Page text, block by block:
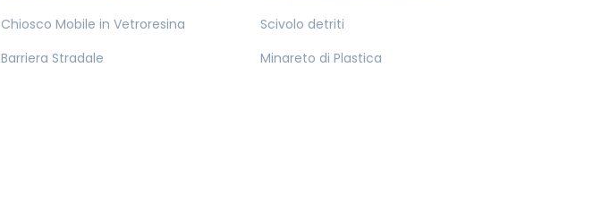
Chiosco Mobile in Vetroresina
Scivolo detriti
Barriera Stradale
Minareto di Plastica